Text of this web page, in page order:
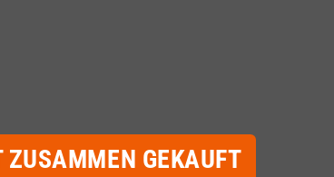
ZUSAMMEN GEKAUFT